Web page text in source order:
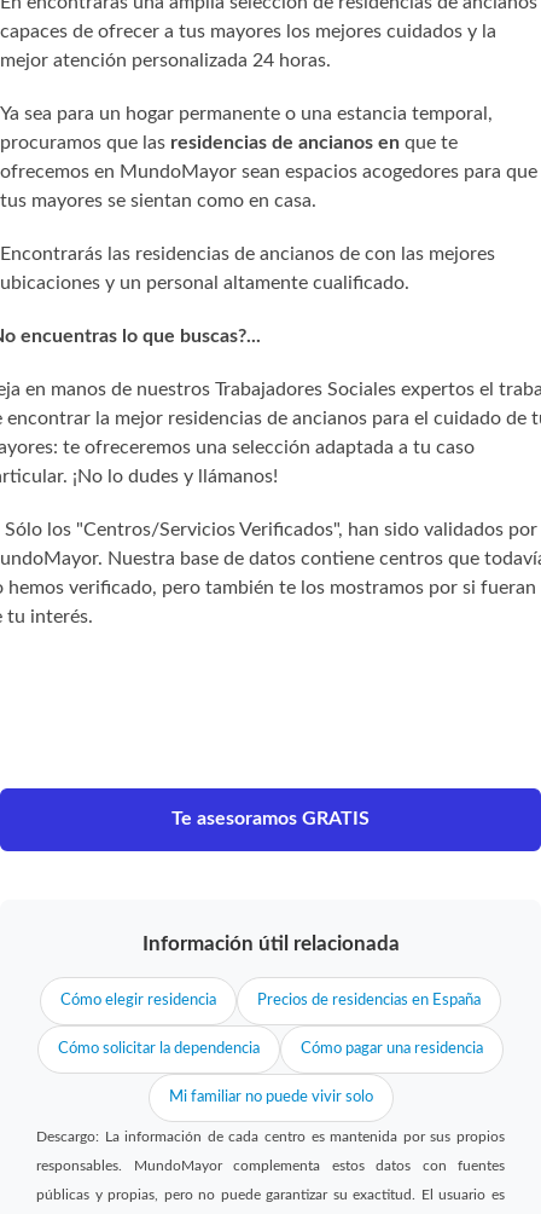
capaces de ofrecer a tus mayores los mejores cuidados y la
mejor atención personalizada 24 horas.
Ya sea para un hogar permanente o una estancia temporal,
procuramos que las residencias de ancianos en que te
ofrecemos en MundoMayor sean espacios acogedores para que
tus mayores se sientan como en casa.
Encontrarás las residencias de ancianos de con las mejores
ubicaciones y un personal altamente cualificado.
encuentras lo que buscas?...
en manos de nuestros Trabajadores Sociales expertos el
encontrar la mejor residencias de ancianos para el cuidado de
te ofreceremos una selección adaptada a tu caso
¡No lo dudes y llámanos!
Sólo los "Centros/Servicios Verificados", han sido validados por
Nuestra base de datos contiene centros que
hemos verificado, pero también te los mostramos por si fueran
tu interés.
Te asesoramos GRATIS
Información útil relacionada
Cómo elegir residencia Precios de residencias en España
Cómo solicitar la dependencia Cómo pagar una residencia
Mi familiar no puede vivir solo
Descargo: La información de cada centro es mantenida por sus propios
responsables. MundoMayor complementa estos datos con fuentes
públicas y propias, pero no puede garantizar su exactitud. El usuario es